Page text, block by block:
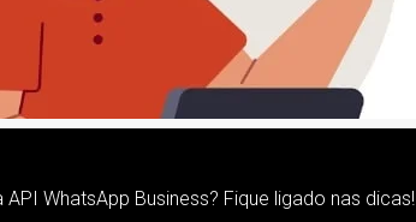
WhatsApp Business? Fique ligado nas dicas!